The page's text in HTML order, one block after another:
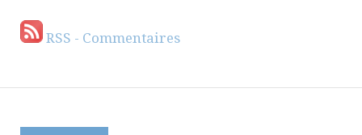
RSS - Commentaires